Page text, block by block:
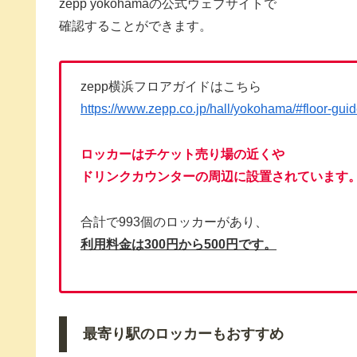
zepp yokohamaの公式ウェブサイトで
確認することができます。
zepp横浜フロアガイドはこちら
https://www.zepp.co.jp/hall/yokohama/#floor-
ロッカーはチケット売り場の近くや
ドリンクカウンターの周辺に設置されています
合計で993個のロッカーがあり、
利用料金は300円から500円です。
最寄り駅のロッカーもおすすめ